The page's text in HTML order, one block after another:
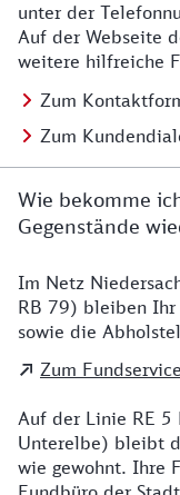
unter der
Auf der Webseite
weitere hilfreiche
Zum
Zum
Wie bekomme
Gegenstände
Details zu Kontakt
Im Netz
RB 79) bleiben Ihr
sowie die
Zum
Auf der Linie RE 5
Unterelbe) bleibt
wie gewohnt. Ihre